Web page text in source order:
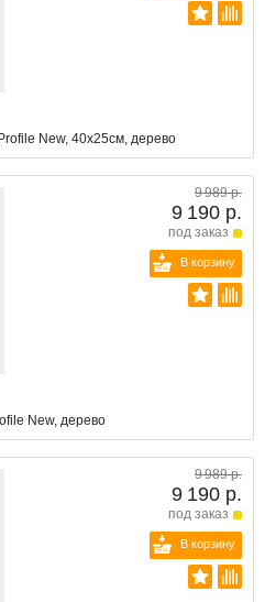
New, 40x25см, дерево
9 989 р.
9 190 р.
под заказ
В корзину
New, дерево
9 989 р.
9 190 р.
под заказ
В корзину